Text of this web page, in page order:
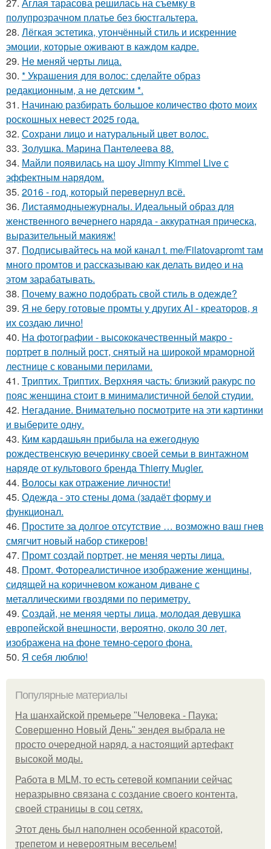
полупрозрачном платье без бюстгальтера.
28. Лёгкая эстетика, утончённый стиль и искренние
эмоции, которые оживают в каждом кадре.
29. Не меняй черты лица.
30. * Украшения для волос: сделайте образ
редакционным, а не детским *.
31. Начинаю разбирать большое количество фото моих
роскошных невест 2025 года.
32. Сохрани лицо и натуральный цвет волос.
33. Золушка. Марина Пантелеева 88.
34. Майли появилась на шоу Jimmy Kimmel Live с
эффектным нарядом.
35. 2016 - год, который перевернул всё.
36. Листаямодныежурналы. Идеальный образ для
женственного вечернего наряда - аккуратная прическа,
выразительный макияж!
37. Подписывайтесь на мой канал t. me/Filatovapromt там
много промтов и рассказываю как делать видео и на
этом зарабатывать.
38. Почему важно подобрать свой стиль в одежде?
39. Я не беру готовые промты у других AI - креаторов, я
их создаю лично!
40. На фотографии - высококачественный макро -
портрет в полный рост, снятый на широкой мраморной
лестнице с коваными перилами.
41. Триптих. Триптих. Верхняя часть: близкий ракурс по
пояс женщина стоит в минималистичной белой студии.
42. Негадание. Внимательно посмотрите на эти картинки
и выберите одну.
43. Ким кардашьян прибыла на ежегодную
рождественскую вечеринку своей семьи в винтажном
наряде от культового бренда Thierry Mugler.
44. Волосы как отражение личности!
45. Одежда - это стены дома (задаёт форму и
функционал.
46. Простите за долгое отсутствие … возможно ваш гнев
смягчит новый набор стикеров!
47. Промт создай портрет, не меняя черты лица.
48. Промт. Фотореалистичное изображение женщины,
сидящей на коричневом кожаном диване с
металлическими гвоздями по периметру.
49. Создай, не меняя черты лица, молодая девушка
европейской внешности, вероятно, около 30 лет,
изображена на фоне темно-серого фона.
50. Я себя люблю!
Популярные материалы
На шанхайской премьере "Человека - Паука:
Совершенно Новый День" зендея выбрала не
просто очередной наряд, а настоящий артефакт
высокой моды.
Работа в MLM, то есть сетевой компании сейчас
неразрывно связана с создание своего контента,
своей страницы в соц сетях.
Этот день был наполнен особенной красотой,
трепетом и невероятным весельем!